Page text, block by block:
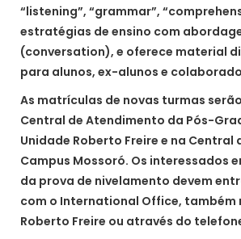
“listening”, “grammar”,
estratégias de ensino com
(conversation), e oferece material
para alunos, ex-alunos e
As matrículas de novas turmas
Central de Atendimento da Pós-
Unidade Roberto Freire e na Central
Campus Mossoró. Os interessados
da prova de nivelamento devem
com o International Office, também
Roberto Freire ou através do